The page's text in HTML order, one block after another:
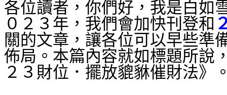
各位讀者，你們好，我是白如
０２３年，我們會加快刊登和
關的文章，讓各位可以早些準
佈局。本篇內容就如標題所說
２３財位．擺放貔貅催財法》